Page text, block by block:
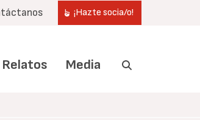
¡Hazte socia/o!
Relatos Media